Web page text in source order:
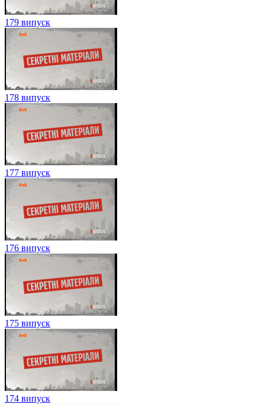
179 випуск
178 випуск
177 випуск
176 випуск
175 випуск
174 випуск